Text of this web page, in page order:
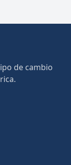
de cambio